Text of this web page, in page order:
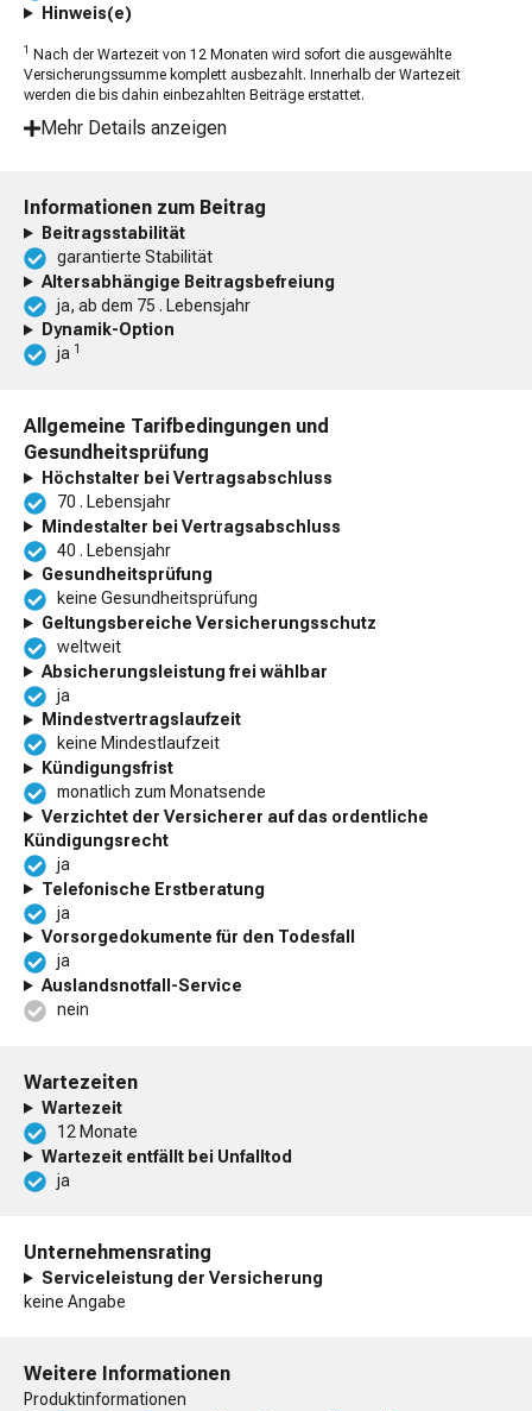
Hinweis(e)
1 Nach der Wartezeit von 12 Monaten wird sofort die ausgewählte
Versicherungssumme komplett ausbezahlt. Innerhalb der Wartezeit
werden die bis dahin einbezahlten Beiträge erstattet.
Mehr Details anzeigen
Informationen zum Beitrag
Beitragsstabilität
garantierte Stabilität
Altersabhängige Beitragsbefreiung
ja, ab dem 75 . Lebensjahr
Dynamik-Option
ja 1
Allgemeine Tarifbedingungen und
Gesundheitsprüfung
Höchstalter bei Vertragsabschluss
70 . Lebensjahr
Mindestalter bei Vertragsabschluss
40 . Lebensjahr
Gesundheitsprüfung
keine Gesundheitsprüfung
Geltungsbereiche Versicherungsschutz
weltweit
Absicherungsleistung frei wählbar
ja
Mindestvertragslaufzeit
keine Mindestlaufzeit
Kündigungsfrist
monatlich zum Monatsende
Verzichtet der Versicherer auf das ordentliche
Kündigungsrecht
ja
Telefonische Erstberatung
ja
Vorsorgedokumente für den Todesfall
ja
Auslandsnotfall-Service
nein
Wartezeiten
Wartezeit
12 Monate
Wartezeit entfällt bei Unfalltod
ja
Unternehmensrating
Serviceleistung der Versicherung
keine Angabe
Weitere Informationen
Produktinformationen